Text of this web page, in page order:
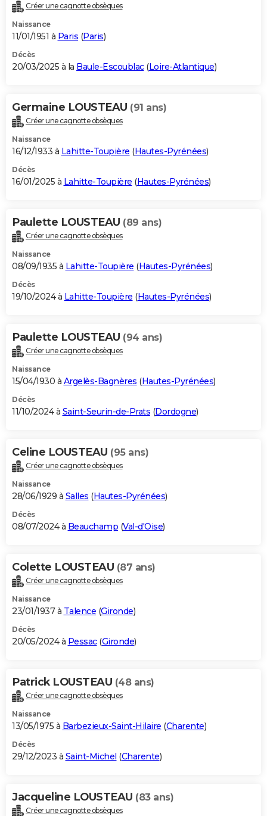
Créer une cagnotte obsèques
Naissance
11/01/1951 à Paris (Paris)
Décès
20/03/2025 à la Baule-Escoublac(Loire-Atlantique)
Germaine LOUSTEAU (91 ans)
Créer une cagnotte obsèques
Naissance
16/12/1933 à Lahitte-Toupière (Hautes-Pyrénées)
Décès
16/01/2025 à Lahitte-Toupière (Hautes-Pyrénées)
Paulette LOUSTEAU (89 ans)
Créer une cagnotte obsèques
Naissance
08/09/1935 à Lahitte-Toupière (Hautes-Pyrénées)
Décès
19/10/2024 à Lahitte-Toupière (Hautes-Pyrénées)
Paulette LOUSTEAU (94 ans)
Créer une cagnotte obsèques
Naissance
15/04/1930 à Argelès-Bagnères (Hautes-Pyrénées)
Décès
11/10/2024 à Saint-Seurin-de-Prats (Dordogne)
Celine LOUSTEAU (95 ans)
Créer une cagnotte obsèques
Naissance
28/06/1929 à Salles (Hautes-Pyrénées)
Décès
08/07/2024 à Beauchamp (Val-d'Oise)
Colette LOUSTEAU (87 ans)
Créer une cagnotte obsèques
Naissance
23/01/1937 à Talence (Gironde)
Décès
20/05/2024 à Pessac(Gironde)
Patrick LOUSTEAU (48 ans)
Créer une cagnotte obsèques
Naissance
13/05/1975 à Barbezieux-Saint-Hilaire (Charente)
Décès
29/12/2023 à Saint-Michel (Charente)
Jacqueline LOUSTEAU (83 ans)
Créer une cagnotte obsèques